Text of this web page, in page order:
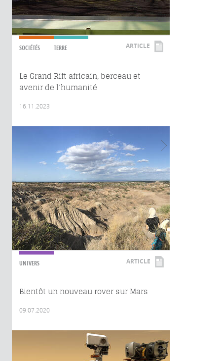
SOCIÉTÉS TERRE ARTICLE
Le Grand Rift africain, berceau et
avenir de l’humanité
16.11.2023
UNIVERS ARTICLE
Bientôt un nouveau rover sur Mars
09.07.2020